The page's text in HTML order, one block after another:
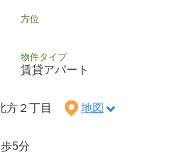
方位
物件タイプ
賃貸アパート
方２丁目 地図
5分